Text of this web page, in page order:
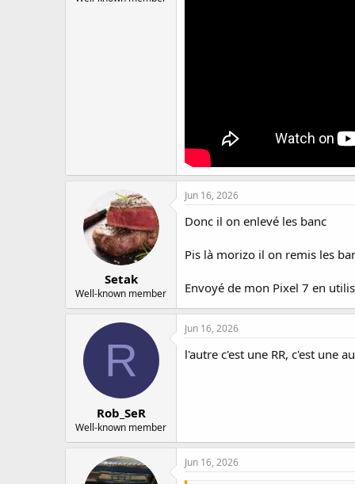
Setak
Well-known member
Jun 16, 2026
Donc il on enlevé les banc
Pis là morizo il on remis les
Envoyé de mon Pixel 7 en
R
Rob_SeR
Well-known member
Jun 16, 2026
l'autre c'est une RR, c'est une
Jun 16, 2026